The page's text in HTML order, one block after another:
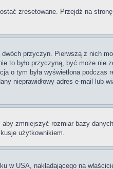
zresetowane. Przejdź na
przyczyn. Pierwszą z nich
było przyczyną, być może nie
o tym była wyświetlona podczas
nieprawidłowy adres e-mail lub
zmniejszyć rozmiar bazy
użytkownikiem.
USA, nakładającego na